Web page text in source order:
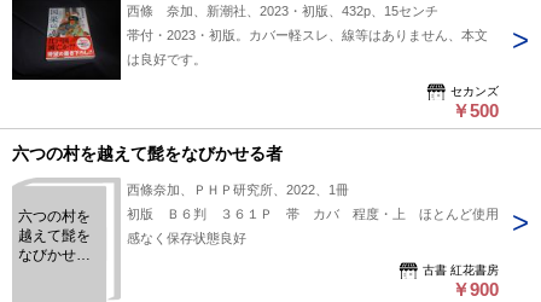
西條 奈加、新潮社、2023・初版、432p、15センチ
帯付・2023・初版。カバー軽スレ、線等はありません、本文
は良好です。
セカンズ
￥500
六つの村を越えて髭をなびかせる者
六つの村を
越えて髭を
なびかせる
西條奈加、ＰＨＰ研究所、2022、1冊
初版 Ｂ６判 ３６１Ｐ 帯 カバ 程度・上 ほとんど使用
感なく保存状態良好
古書 紅花書房
￥900